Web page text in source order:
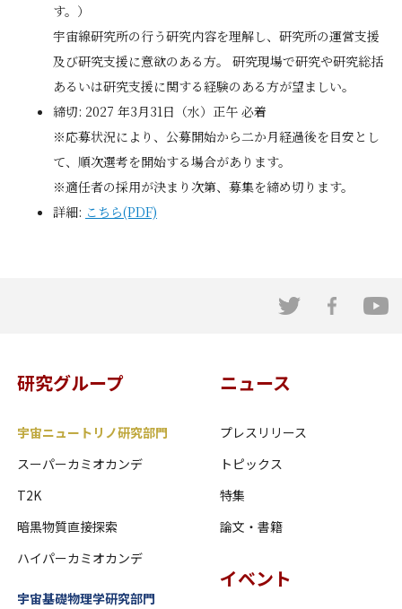
す。）
宇宙線研究所の行う研究内容を理解し、研究所の運営支援
及び研究支援に意欲のある方。 研究現場で研究や研究総括
あるいは研究支援に関する経験のある方が望ましい。
締切: 2027 年3月31日（水）正午 必着
※応募状況により、公募開始から二か月経過後を目安とし
て、順次選考を開始する場合があります。
※適任者の採用が決まり次第、募集を締め切ります。
詳細: こちら(PDF)
研究グループ
宇宙ニュートリノ研究部門
スーパーカミオカンデ
T2K
暗黒物質直接探索
ハイパーカミオカンデ
宇宙基礎物理学研究部門
ニュース
プレスリリース
トピックス
特集
論文・書籍
イベント